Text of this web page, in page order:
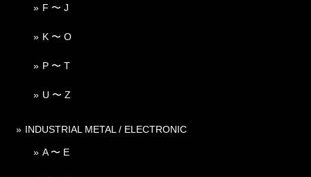
F 〜 J
K 〜 O
P 〜 T
U 〜 Z
INDUSTRIAL METAL / ELECTRONIC
A 〜 E